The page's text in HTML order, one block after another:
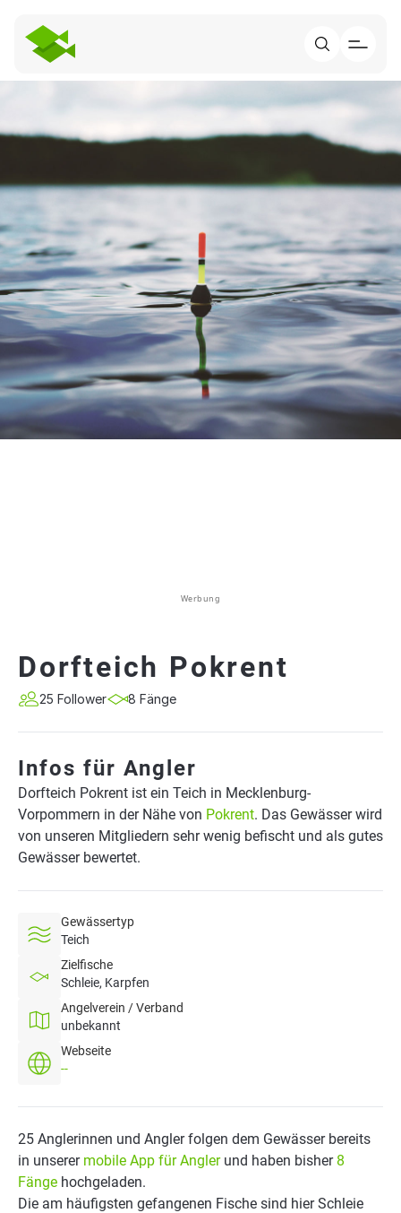
Werbung
Dorfteich Pokrent
25 Follower 8 Fänge
Infos für Angler
Dorfteich Pokrent ist ein Teich in Mecklenburg-
Vorpommern in der Nähe von Pokrent. Das Gewässer wird
von unseren Mitgliedern sehr wenig befischt und als gutes
Gewässer bewertet.
Gewässertyp
Teich
Zielfische
Schleie, Karpfen
Angelverein / Verband
unbekannt
Webseite
--
25 Anglerinnen und Angler folgen dem Gewässer bereits
in unserer mobile App für Anglerund haben bisher 8
Fänge hochgeladen.
Die am häufigsten gefangenen Fische sind hier Schleie